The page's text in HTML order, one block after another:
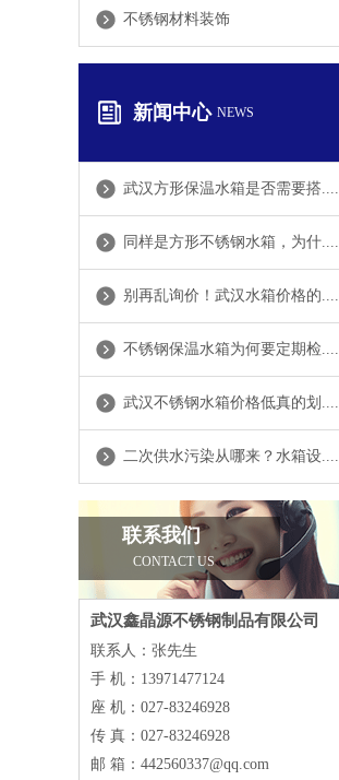
不锈钢材料装饰
新闻中心 NEWS
武汉方形保温水箱是否需要搭....
同样是方形不锈钢水箱，为什....
别再乱询价！武汉水箱价格的....
不锈钢保温水箱为何要定期检....
武汉不锈钢水箱价格低真的划....
二次供水污染从哪来？水箱设....
联系我们
CONTACT US
武汉鑫晶源不锈钢制品有限公司
联系人：张先生
手 机：13971477124
座 机：027-83246928
传 真：027-83246928
邮 箱：442560337@qq.com